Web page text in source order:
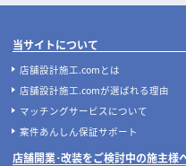
選び方完全ガイド｜業種別の必須
ストと失敗しない配置のコツ
店舗開発・施設管